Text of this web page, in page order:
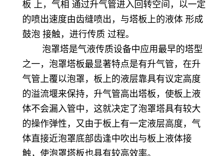
板 上，气相 通过升气管进入回转空间，以一定
的喷出速度由齿缝喷出，与塔板上的液体 形成
鼓泡 接触，进行传质 过程。
泡罩塔是气液传质设备中应用最早的塔型
之一，泡罩塔板最显著特点是有升气管，在升
气管上覆以泡罩，板上的液层靠具有议定高度
的溢流堰来保持，升气管高出塔板，使板上液
体不会漏入管中，这就决定了泡罩塔具有较大
的操作弹性，又由于板上有一定液层高度，气
体直接近泡罩底部齿逢中吹出与板上液体接
触，使泡罩塔板也具有较高效率。